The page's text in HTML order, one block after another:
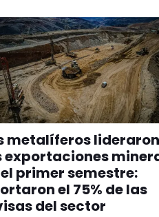
metalíferos lideraron
exportaciones
primer semestre:
el 75% de las
del sector